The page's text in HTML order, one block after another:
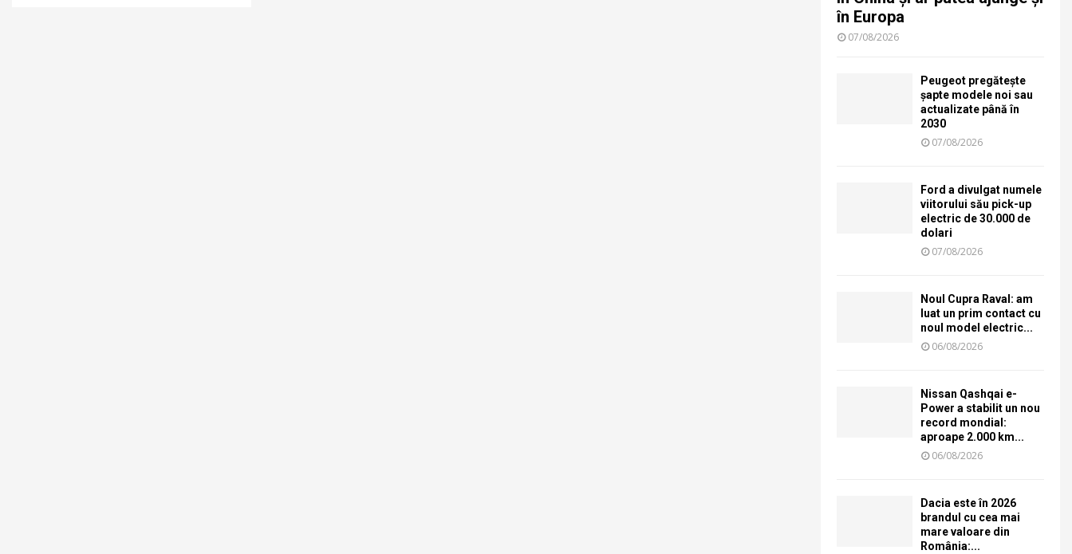
în Europa
07/08/2026
Peugeot pregătește
șapte modele noi sau
actualizate până în
2030
07/08/2026
Ford a divulgat numele
viitorului său pick-up
electric de 30.000 de
dolari
07/08/2026
Noul Cupra Raval: am
luat un prim contact cu
noul model electric...
06/08/2026
Nissan Qashqai e-
Power a stabilit un nou
record mondial:
aproape 2.000 km...
06/08/2026
Dacia este în 2026
brandul cu cea mai
mare valoare din
România:...